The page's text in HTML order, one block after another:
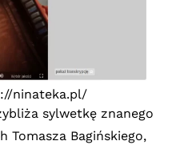
ninateka.pl/
sylwetkę znanego
Tomasza Bagińskiego,